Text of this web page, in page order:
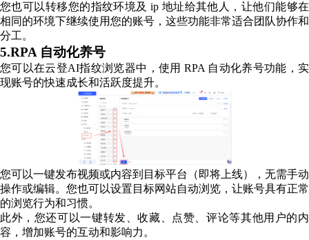
您也可以转移您的指纹环境及 ip 地址给其他人，让他们能够在
相同的环境下继续使用您的账号，这些功能非常适合团队协作和
分工。
5.RPA 自动化养号
您可以在云登AI指纹浏览器中，使用 RPA 自动化养号功能，实
现账号的快速成长和活跃度提升。
您可以一键发布视频或内容到目标平台（即将上线），无需手动
操作或编辑。您也可以设置目标网站自动浏览，让账号具有正常
的浏览行为和习惯。
此外，您还可以一键转发、收藏、点赞、评论等其他用户的内
容，增加账号的互动和影响力。